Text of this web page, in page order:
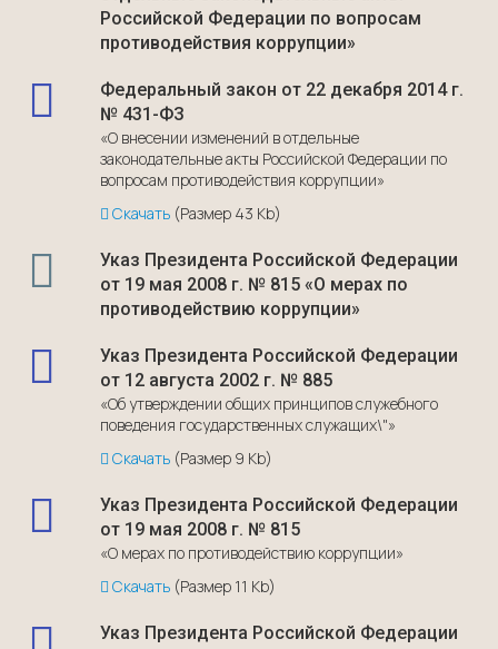
Российской Федерации по вопросам
противодействия коррупции»
Федеральный закон от 22 декабря 2014 г.
№ 431-ФЗ
«О внесении изменений в отдельные
законодательные акты Российской Федерации по
вопросам противодействия коррупции»
Скачать(Размер 43 Kb)
Указ Президента Российской Федерации
от 19 мая 2008 г. № 815 «О мерах по
противодействию коррупции»
Указ Президента Российской Федерации
от 12 августа 2002 г. № 885
«Об утверждении общих принципов служебного
поведения государственных служащих\"»
Скачать(Размер 9 Kb)
Указ Президента Российской Федерации
от 19 мая 2008 г. № 815
«О мерах по противодействию коррупции»
Скачать(Размер 11 Kb)
Указ Президента Российской Федерации